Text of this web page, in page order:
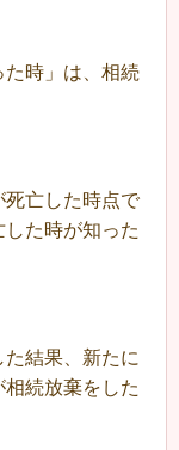
た時」は、相続
亡した時点で
た時が知った
結果、新たに
続放棄をした